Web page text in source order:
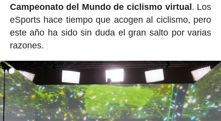
Campeonato del Mundo de ciclismo virtual. Los
eSports hace tiempo que acogen al ciclismo, pero
este año ha sido sin duda el gran salto por varias
razones.